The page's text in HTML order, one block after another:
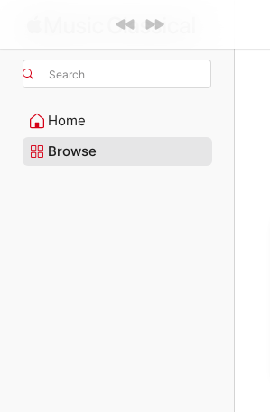
Search
Home
Browse